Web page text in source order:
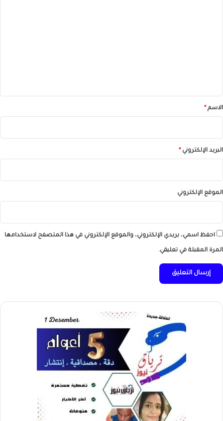
*الاسم *
البريد الإلكتروني *
الموقع الإلكتروني
احفظ اسمي، بريدي الإلكتروني، والموقع الإلكتروني في هذا المتصفح لاستخدامها
المرة المقبلة في تعليقي.